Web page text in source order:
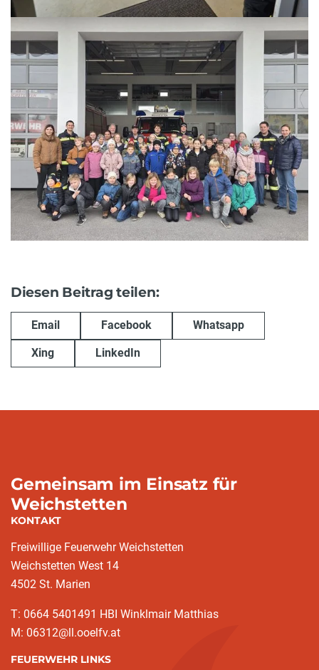
Diesen Beitrag teilen:
Email Facebook Whatsapp
Xing LinkedIn
Gemeinsam im Einsatz für
Weichstetten
KONTAKT
Freiwillige Feuerwehr Weichstetten
Weichstetten West 14
4502 St. Marien
T: 0664 5401491 HBI Winklmair Matthias
M: 06312@ll.ooelfv.at
FEUERWEHR LINKS